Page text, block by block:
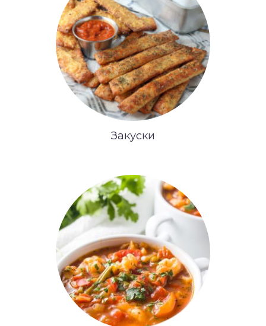
Закуски